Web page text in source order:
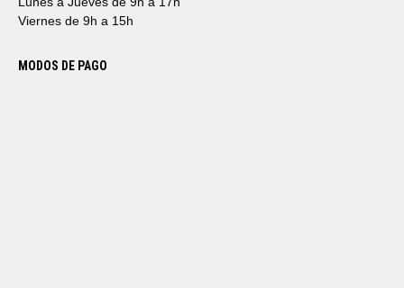
Viernes de 9h a 15h
MODOS DE PAGO